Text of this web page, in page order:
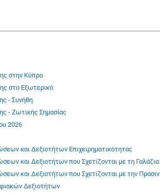
στην Κύπρο
στο Εξωτερικό
- Συνήθη
- Ζωτικής Σημασίας
2026
και Δεξιοτήτων Επιχειρηματικότητας
και Δεξιοτήτων που Σχετίζονται με τη Γαλάζια
και Δεξιοτήτων που Σχετίζονται με την
Δεξιοτήτων